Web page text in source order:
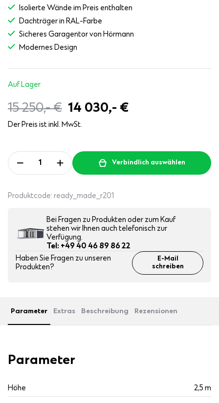
Isolierte Wände im Preis enthalten
Dachträger in RAL-Farbe
Sicheres Garagentor von Hörmann
Modernes Design
Auf Lager
15 250,-€ 14 030,- €
Der Preis ist inkl. MwSt.
Verbindlich auswählen
Produktcode: ready_made_r201
Bei Fragen zu Produkten oder zum Kauf
stehen wir Ihnen auch telefonisch zur
Verfügung.
Tel: +49 40 46 89 86 22
Haben Sie Fragen zu unseren
Produkten?
E-Mail
schreiben
Parameter Extras Beschreibung Rezensionen
Parameter
Höhe 2,5 m